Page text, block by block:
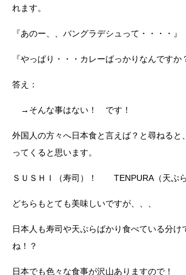
れます。
『あのー、、バングラデシュって・・・・』
『やっぱり・・・カレーばっかりなんですか
答え：
→そんな事はない！ です！
外国人の方々へ日本食と言えば？と尋ねると
ってくると思います。
ＳＵＳＨＩ（寿司）！ TENPURA（天ぷら
どちらもとても美味しいですが、、、
日本人も寿司や天ぷらばかり食べている分け
ね！？
日本でも色々な食事が沢山ありますので！